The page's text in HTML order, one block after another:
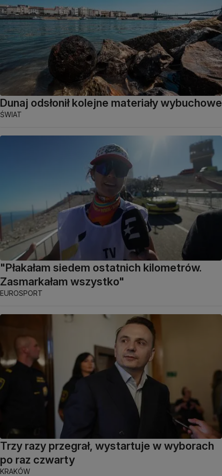
Dunaj odsłonił kolejne materiały wybuchowe
ŚWIAT
"Płakałam siedem ostatnich kilometrów.
Zasmarkałam wszystko"
EUROSPORT
Trzy razy przegrał, wystartuje w wyborach
po raz czwarty
KRAKÓW